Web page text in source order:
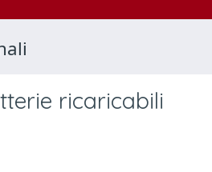
ricaricabili